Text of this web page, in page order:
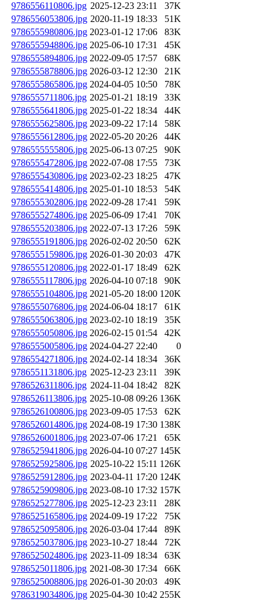
9786556110806.jpg 2025-12-23 23:11
37K
9786556053806.jpg 2020-11-19 18:33
51K
9786555980806.jpg 2023-01-12 17:06
83K
9786555948806.jpg 2025-06-10 17:31
45K
9786555894806.jpg 2022-09-05 17:57
68K
9786555878806.jpg 2026-03-12 12:30
21K
9786555865806.jpg 2024-04-05 10:50
78K
9786555711806.jpg 2025-01-21 18:19
33K
9786555641806.jpg 2025-01-22 18:34
44K
9786555625806.jpg 2023-09-22 17:14
58K
9786555612806.jpg 2022-05-20 20:26
44K
9786555555806.jpg 2025-06-13 07:25
90K
9786555472806.jpg 2022-07-08 17:55
73K
9786555430806.jpg 2023-02-23 18:25
47K
9786555414806.jpg 2025-01-10 18:53
54K
9786555302806.jpg 2022-09-28 17:41
59K
9786555274806.jpg 2025-06-09 17:41
70K
9786555203806.jpg 2022-07-13 17:26
59K
9786555191806.jpg 2026-02-02 20:50
62K
9786555159806.jpg 2026-01-30 20:03
47K
9786555120806.jpg 2022-01-17 18:49
62K
9786555117806.jpg 2026-04-10 07:18
90K
9786555104806.jpg 2021-05-20 18:00 120K
9786555076806.jpg 2024-06-04 18:17
61K
9786555063806.jpg 2023-02-10 18:19
35K
9786555050806.jpg 2026-02-15 01:54
42K
9786555005806.jpg 2024-04-27 22:40
0
9786554271806.jpg 2024-02-14 18:34
36K
9786551131806.jpg 2025-12-23 23:11
39K
9786526311806.jpg 2024-11-04 18:42
82K
9786526113806.jpg 2025-10-08 09:26 136K
9786526100806.jpg 2023-09-05 17:53
62K
9786526014806.jpg 2024-08-19 17:30 138K
9786526001806.jpg 2023-07-06 17:21
65K
9786525941806.jpg 2026-04-10 07:27 145K
9786525925806.jpg 2025-10-22 15:11 126K
9786525912806.jpg 2023-04-11 17:20 124K
9786525909806.jpg 2023-08-10 17:32 157K
9786525277806.jpg 2025-12-23 23:11
28K
9786525165806.jpg 2024-09-19 17:22
75K
9786525095806.jpg 2026-03-04 17:44
89K
9786525037806.jpg 2023-10-27 18:44
72K
9786525024806.jpg 2023-11-09 18:34
63K
9786525011806.jpg 2021-08-30 17:34
66K
9786525008806.jpg 2026-01-30 20:03
49K
9786319034806.jpg 2025-04-30 10:42 255K